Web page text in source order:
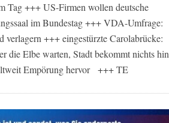
Tag +++ US-Firmen wollen deutsche
im Bundestag +++ VDA-Umfrage:
+++ eingestürzte Carolabrücke:
die Elbe warten, Stadt bekommt nichts hin
Empörung hervor +++ TE